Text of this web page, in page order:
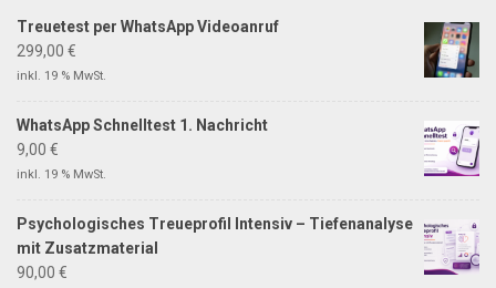
Treuetest per WhatsApp Videoanruf
299,00 €
inkl. 19 % MwSt.
WhatsApp Schnelltest 1. Nachricht
9,00 €
inkl. 19 % MwSt.
Psychologisches Treueprofil Intensiv – Tiefenanalyse
mit Zusatzmaterial
90,00 €